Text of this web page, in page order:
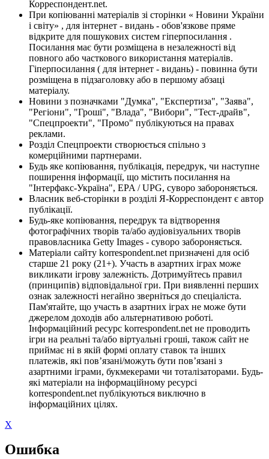
Корреспондент.net.
При копіюванні матеріалів зі сторінки « Новини України
і світу» , для інтернет - видань - обов'язкове пряме
відкрите для пошукових систем гіперпосилання .
Посилання має бути розміщена в незалежності від
повного або часткового використання матеріалів.
Гіперпосилання ( для інтернет - видань) - повинна бути
розміщена в підзаголовку або в першому абзаці
матеріалу.
Новини з позначками "Думка", "Експертиза", "Заява",
"Регіони", "Гроші", "Влада", "Вибори", "Тест-драйв",
"Спецпроекти", "Промо" публікуються на правах
реклами.
Розділ Спецпроекти створюється спільно з
комерційними партнерами.
Будь яке копіювання, публікація, передрук, чи наступне
поширення інформації, що містить посилання на
"Інтерфакс-Україна", EPA / UPG, суворо забороняється.
Власник веб-сторінки в розділі Я-Корреспондент є автор
публікації.
Будь-яке копіювання, передрук та відтворення
фотографічних творів та/або аудіовізуальних творів
правовласника Getty Images - суворо забороняється.
Матеріали сайту korrespondent.net призначені для осіб
старше 21 року (21+). Участь в азартних іграх може
викликати ігрову залежність. Дотримуйтесь правил
(принципів) відповідальної гри. При виявленні перших
ознак залежності негайно зверніться до спеціаліста.
Пам'ятайте, що участь в азартних іграх не може бути
джерелом доходів або альтернативою роботі.
Інформаційний ресурс korrespondent.net не проводить
ігри на реальні та/або віртуальні гроші, також сайт не
приймає ні в якій формі оплату ставок та інших
платежів, які пов’язані/можуть бути пов’язані з
азартними іграми, букмекерами чи тоталізаторами. Будь-
які матеріали на інформаційному ресурсі
korrespondent.net публікуються виключно в
інформаційних цілях.
X
Ошибка